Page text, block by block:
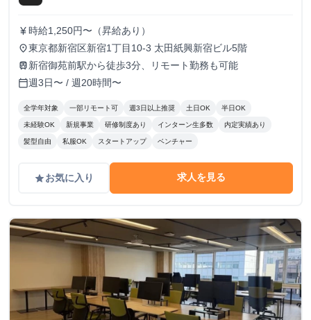
currency_yen 時給1,250円〜（昇給あり）
place東京都新宿区新宿1丁目10-3 太田紙興新宿ビル5階
train 新宿御苑前駅から徒歩3分、リモート勤務も可能
calendar_today週3日〜 / 週20時間〜
全学年対象 一部リモート可 週3日以上推奨 土日OK 半日OK
未経験OK 新規事業 研修制度あり インターン生多数 内定実績あり
髪型自由 私服OK スタートアップ ベンチャー
gradeお気に入り 求人を見る